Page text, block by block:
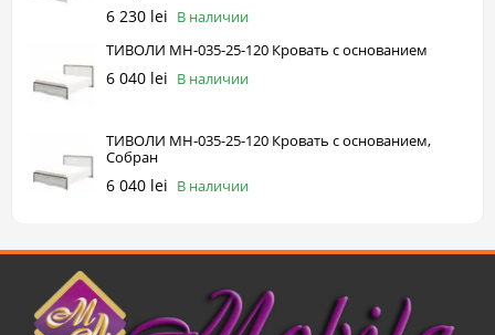
6 230 lei В наличии
ТИВОЛИ МН-035-25-120 Кровать с основанием
6 040 lei В наличии
ТИВОЛИ МН-035-25-120 Кровать с основанием,
Собран
6 040 lei В наличии